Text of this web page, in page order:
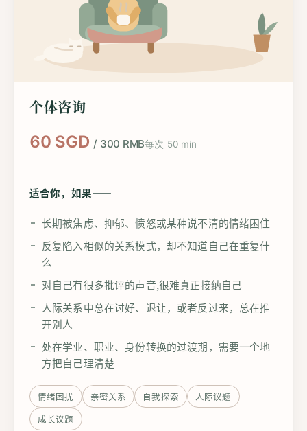
个体咨询
60 SGD / 300 RMB每次 50 min
适合你，如果——
长期被焦虑、抑郁、愤怒或某种说不清的情绪困住
反复陷入相似的关系模式，却不知道自己在重复什
么
对自己有很多批评的声音,很难真正接纳自己
人际关系中总在讨好、退让，或者反过来，总在推
开别人
处在学业、职业、身份转换的过渡期，需要一个地
方把自己理清楚
情绪困扰 亲密关系 自我探索
人际议题
成长议题